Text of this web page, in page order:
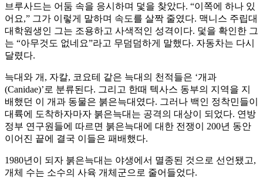
브루사드는 어둠 속을 응시하며 덫을 찾았다. “이쪽에 하나 있
어요,” 그가 이렇게 말하며 속도를 살짝 줄였다. 맥니스 주립대
대학원생인 그는 조용하고 사색적인 성격이다. 덫을 확인한 그
는 “아무것도 없네요”라고 무덤덤하게 말했다. 자동차는 다시
달렸다.
늑대와 개, 자칼, 코요테 같은 늑대의 천적들은 ‘개과
(Canidae)’로 분류된다. 그리고 한때 텍사스 동부의 지역을 지
배했던 이 개과 동물은 붉은늑대였다. 그러나 백인 정착민들이
대륙에 도착하자마자 붉은늑대는 공격의 대상이 되었다. 연방
정부 연구원들에 따르면 붉은늑대에 대한 전쟁이 200년 동안
이어진 끝에 결국 이들은 패배했다.
1980년이 되자 붉은늑대는 야생에서 멸종된 것으로 선언됐고,
개체 수는 소수의 사육 개체군으로 줄어들었다.